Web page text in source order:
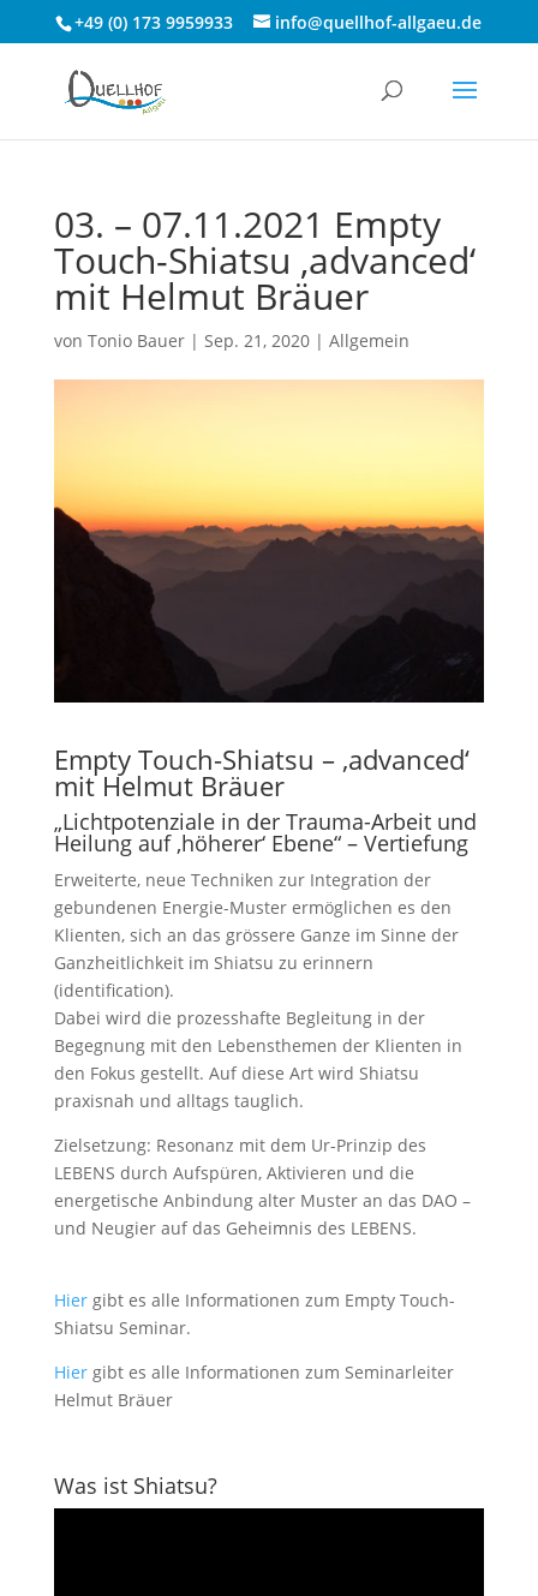
+49 (0) 173 9959933 info@quellhof-allgaeu.de
03. – 07.11.2021 Empty
Touch-Shiatsu ‚advanced‘
mit Helmut Bräuer
von Tonio Bauer| Sep. 21, 2020| Allgemein
Empty Touch-Shiatsu – ‚advanced‘
mit Helmut Bräuer
„Lichtpotenziale in der Trauma-Arbeit und
Heilung auf ‚höherer‘ Ebene“ – Vertiefung
Erweiterte, neue Techniken zur Integration der
gebundenen Energie-Muster ermöglichen es den
Klienten, sich an das grössere Ganze im Sinne der
Ganzheitlichkeit im Shiatsu zu erinnern
(identification).
Dabei wird die prozesshafte Begleitung in der
Begegnung mit den Lebensthemen der Klienten in
den Fokus gestellt. Auf diese Art wird Shiatsu
praxisnah und alltags tauglich.
Zielsetzung: Resonanz mit dem Ur-Prinzip des
LEBENS durch Aufspüren, Aktivieren und die
energetische Anbindung alter Muster an das DAO –
und Neugier auf das Geheimnis des LEBENS.
Hiergibt es alle Informationen zum Empty Touch-
Shiatsu Seminar.
Hiergibt es alle Informationen zum Seminarleiter
Helmut Bräuer
Was ist Shiatsu?